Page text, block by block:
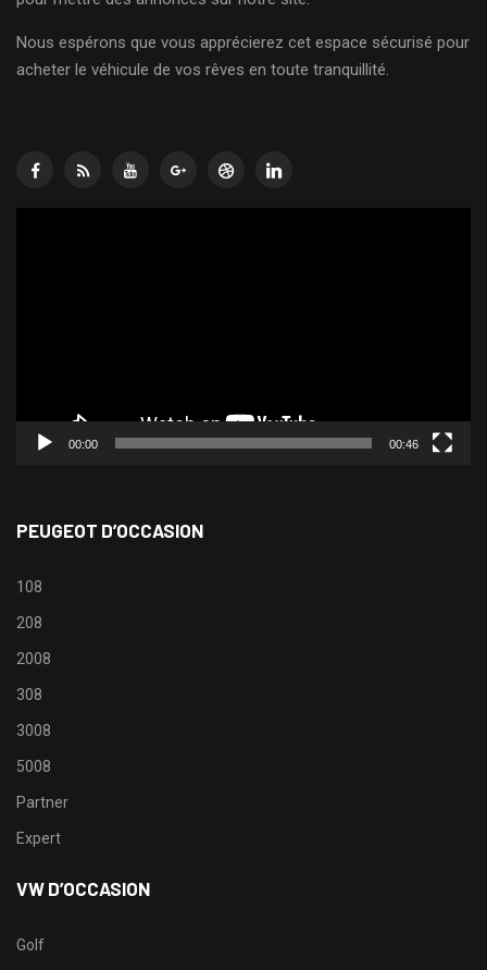
Nous espérons que vous apprécierez cet espace sécurisé pour
acheter le véhicule de vos rêves en toute tranquillité.
00:00 00:46
PEUGEOT D’OCCASION
108
208
2008
308
3008
5008
Partner
Expert
VW D’OCCASION
Golf